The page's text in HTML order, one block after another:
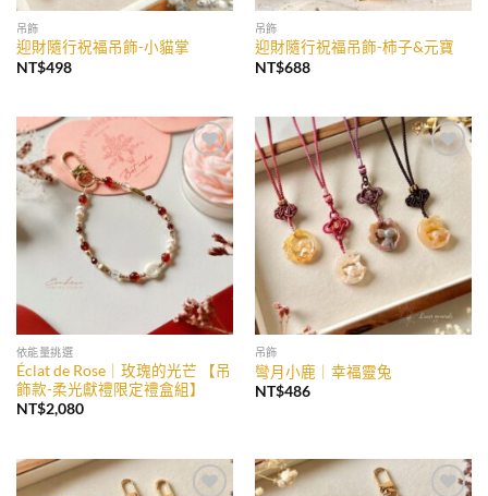
吊飾
迎財隨行祝福吊飾-小貓掌
NT$498
吊飾
迎財隨行祝福吊飾-柿子&元寶
NT$688
加入
收藏
依能量挑選
Éclat de Rose｜玫瑰的光芒 【吊
飾款-柔光獻禮限定禮盒組】
NT$2,080
吊飾
彎月小鹿｜幸福靈兔
NT$486